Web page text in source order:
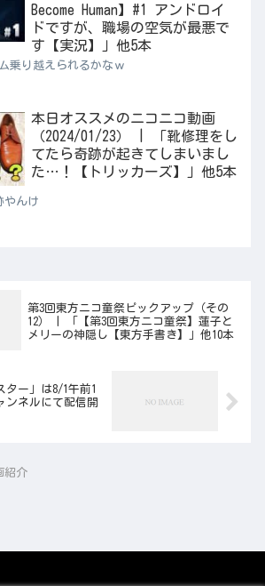
Become Human】#1 アンドロイ
ドですが、職場の空気が最悪で
す【実況】」他5本
乗り越えられるかなｗ
本日オススメのニコニコ動画
（2024/01/23） | 「靴修理をし
てたら奇跡が起きてしまいまし
た…！【トリッカーズ】」他5本
やんけ
第3回東方ニコ童祭ピックアップ（その
12） | 「【第3回東方ニコ童祭】蓮子と
メリーの神隠し【東方手書き】」他10本
ター」は8/1午前1
ンネルにて配信開
紹介